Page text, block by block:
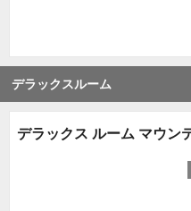
デラックスルーム
デラックス ルーム マウン